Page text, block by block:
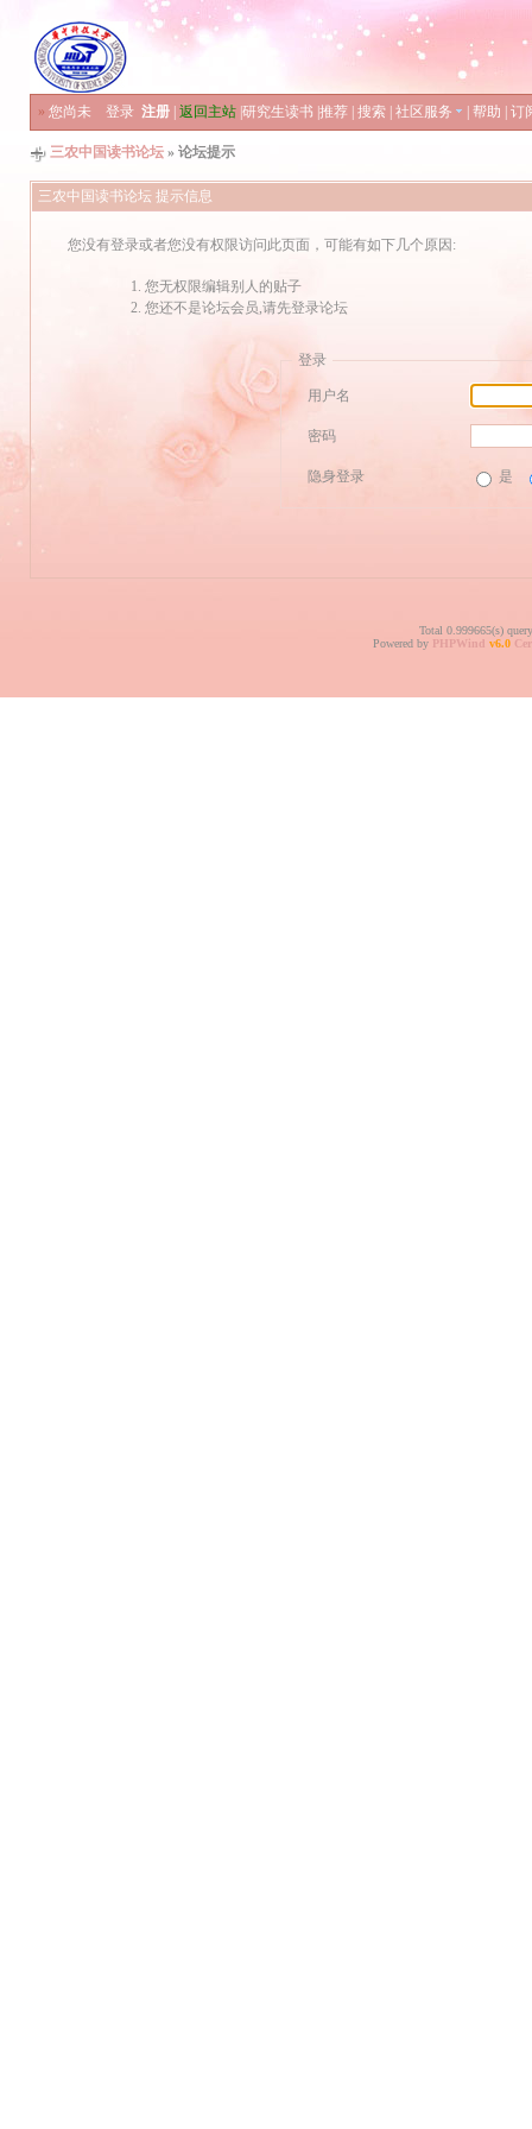
» 您尚未 登录 注册 返回主站 研究生读书 推荐 搜索 社区服务 帮助 订
三农中国读书论坛 » 论坛提示
三农中国读书论坛 提示信息
您没有登录或者您没有权限访问此页面，可能有如下几个原因:
您无权限编辑别人的贴子
您还不是论坛会员,请先登录论坛
登录
用户名
密码
隐身登录 是
Total 0.999665(s)
Powered by PHPWind v6.0